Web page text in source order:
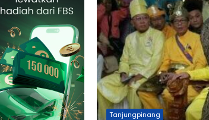
Tanjungpinang